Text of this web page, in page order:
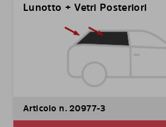
Lunotto + Vetri Posteriori
Articolo n. 20977-3